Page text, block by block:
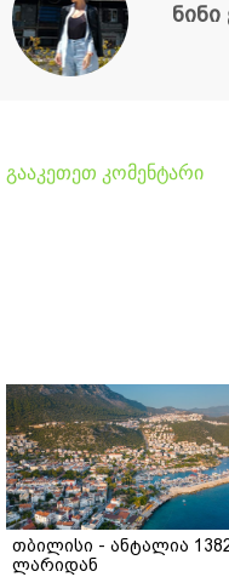
გააკეთეთ კომენტარი
თბილისი - ანტალია
ლარიდან